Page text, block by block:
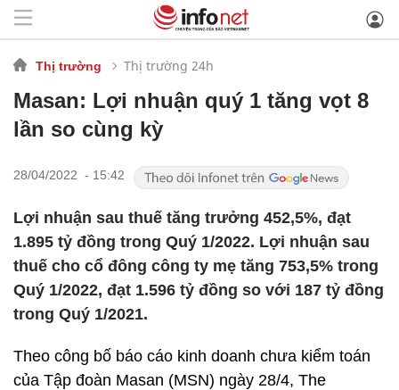
Thị trường Thị trường 24h
Masan: Lợi nhuận quý 1 tăng vọt 8
lần so cùng kỳ
28/04/2022 - 15:42
Lợi nhuận sau thuế tăng trưởng 452,5%, đạt
1.895 tỷ đồng trong Quý 1/2022. Lợi nhuận sau
thuế cho cổ đông công ty mẹ tăng 753,5% trong
Quý 1/2022, đạt 1.596 tỷ đồng so với 187 tỷ đồng
trong Quý 1/2021.
Theo công bố báo cáo kinh doanh chưa kiểm toán
của Tập đoàn Masan (MSN) ngày 28/4, The